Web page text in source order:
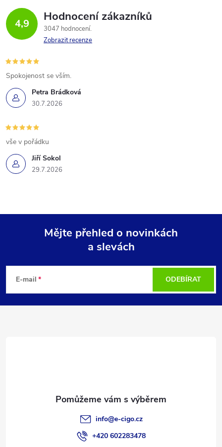
4,9 Hodnocení zákazníků
3047 hodnocení
Zobrazit recenze
Petra Brádková
30.7.2026
Spokojenost se vším.
Jiří Sokol
29.7.2026
vše v pořádku
p
Mějte přehled o novinkách
a slevách
E-mail ODEBÍRAT
info@e-cigo.cz
+420 602283478